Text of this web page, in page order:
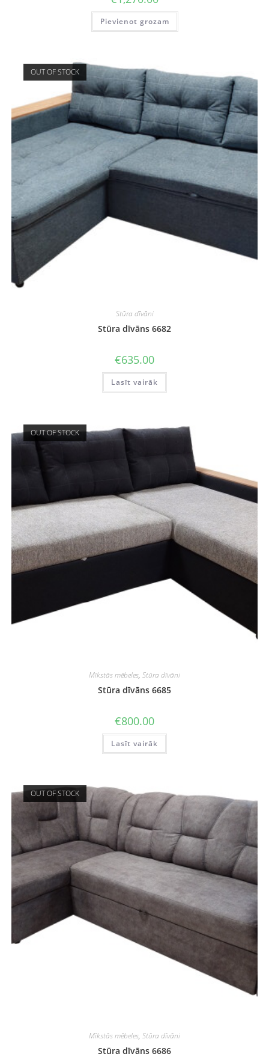
Pievienot grozam
OUT OF STOCK
Stūra dīvāni
Stūra dīvāns 6682
€635.00
Lasīt vairāk
OUT OF STOCK
Mīkstās mēbeles, Stūra dīvāni
Stūra dīvāns 6685
€800.00
Lasīt vairāk
OUT OF STOCK
Mīkstās mēbeles, Stūra dīvāni
Stūra dīvāns 6686